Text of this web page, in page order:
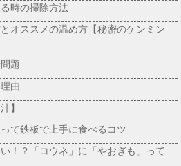
時の掃除方法
オススメの温め方【秘密のケンミン
題
由
】
て鉄板で上手に食べるコツ
！？「コウネ」に「やおぎも」って